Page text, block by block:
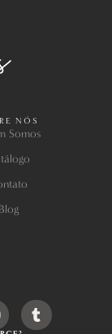
NÓS
Somos
Blog